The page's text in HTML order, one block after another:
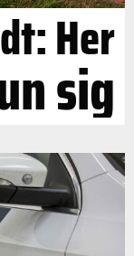
Her
sig